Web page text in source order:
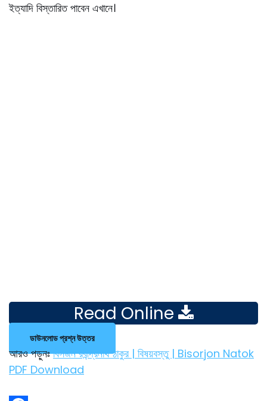
ইত্যাদি বিস্তারিত পাবেন এখানে।
Read Online
ডাউনলোড প্রশ্ন উত্তর
আরও পড়ুনঃবিসর্জন রবীন্দ্রনাথ ঠাকুর | বিষয়বস্তু | Bisorjon Natok
PDF Download